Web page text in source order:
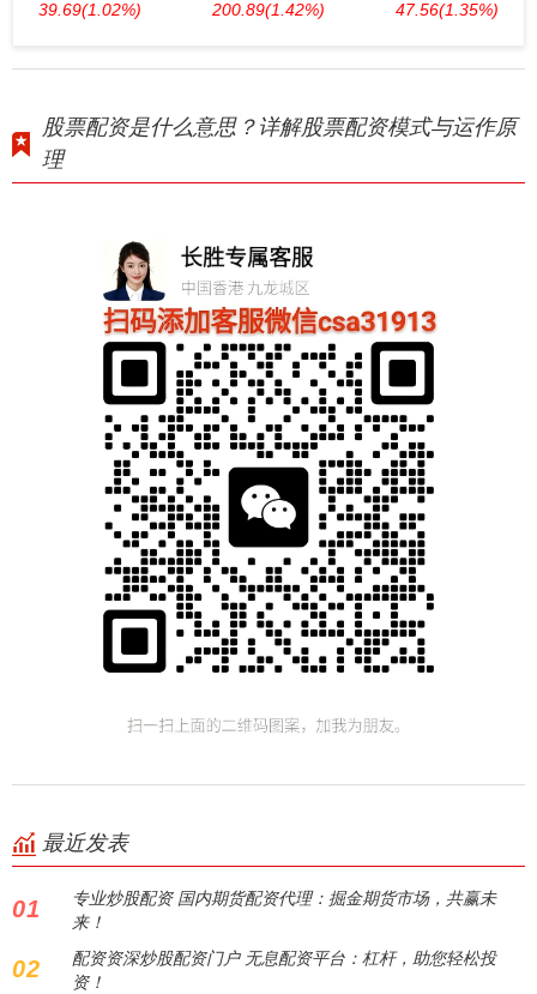
39.69(1.02%) 200.89(1.42%) 47.56(1.35%)
股票配资是什么意思？详解股票配资模式与运作原
理
最近发表
01
专业炒股配资 国内期货配资代理：掘金期货市场，共赢未
来！
02
配资资深炒股配资门户 无息配资平台：杠杆，助您轻松投
资！